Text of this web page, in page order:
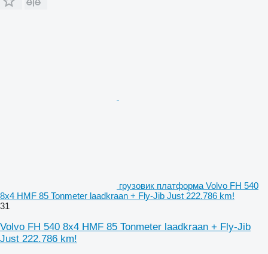
грузовик платформа Volvo FH 540
8x4 HMF 85 Tonmeter laadkraan + Fly-Jib Just 222.786 km!
31
Volvo FH 540 8x4 HMF 85 Tonmeter laadkraan + Fly-Jib
Just 222.786 km!